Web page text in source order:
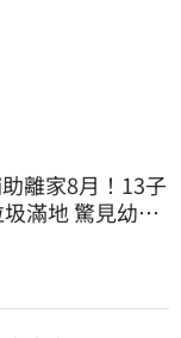
離家8月！13子
滿地 驚見幼童